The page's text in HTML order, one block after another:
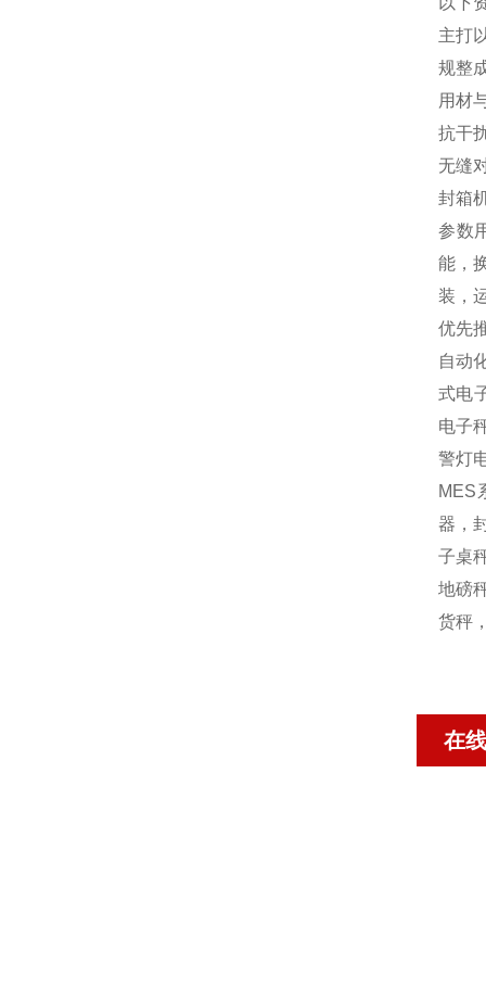
主打
规整
用材
抗干
无缝
封箱
参数
能，
装，
优先
自动
式电
电子
警灯
MES
器，
子桌
地磅
货秤
在